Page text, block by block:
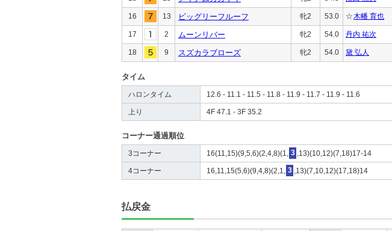
16 13 ビッグリーフルーフ 牝2 53.0 ☆木幡 育也
17 2 ムーンリバー 牝2 54.0 丹内 祐次
18 9 スズカラブローズ 牝2 54.0 黛 弘人
タイム
ハロンタイム 12.6 - 11.1 - 11.5 - 11.8 - 11.9 - 11.7 - 11.9 - 11.6
上り 4F 47.1 - 3F 35.2
コーナー通過順位
3コーナー 16(11,15)(9,5,6)(2,4,8)(1, 3 ,13)(10,12)(7,18)17-14
4コーナー 16,11,15(5,6)(9,4,8)(2,1, 3 ,13)(7,10,12)(17,18)14
払戻金